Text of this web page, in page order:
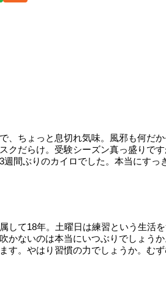
、ちょっと息切れ気味。風邪も何だか
クだらけ。受験シーズン真っ盛りで
間ぶりのカイロでした。本当にすっ
して18年。土曜日は練習という生活
かないのは本当にいつぶりでしょう
す。やはり習慣の力でしょうか。む